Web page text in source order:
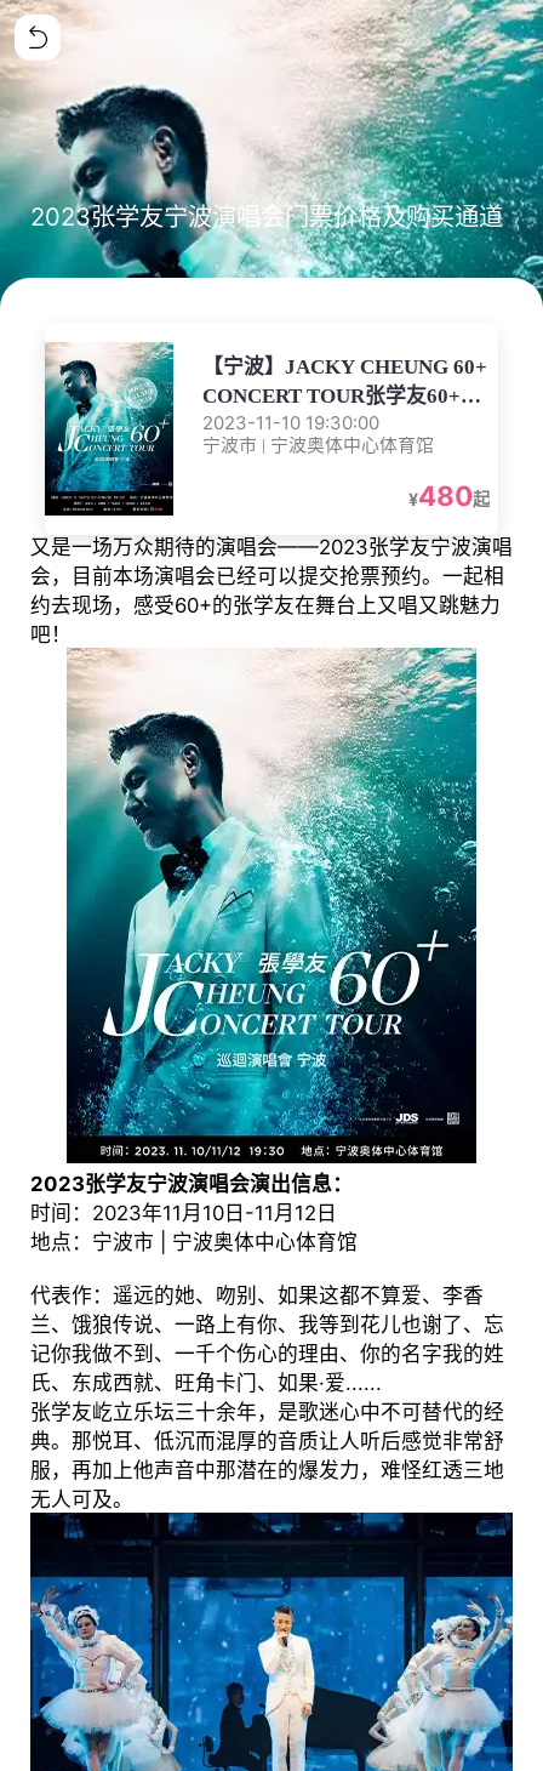
2023张学友宁波演唱会门票价格及购买通道
【宁波】JACKY CHEUNG 60+
CONCERT TOUR张学友60+巡
回演唱会宁波站
2023-11-10 19:30:00
宁波市 | 宁波奥体中心体育馆
¥480起
又是一场万众期待的演唱会——2023张学友宁波演唱
会，目前本场演唱会已经可以提交抢票预约。一起相
约去现场，感受60+的张学友在舞台上又唱又跳魅力
吧！
2023张学友宁波演唱会演出信息：
时间：2023年11月10日-11月12日
地点：宁波市 | 宁波奥体中心体育馆
代表作：遥远的她、吻别、如果这都不算爱、李香
兰、饿狼传说、一路上有你、我等到花儿也谢了、忘
记你我做不到、一千个伤心的理由、你的名字我的姓
氏、东成西就、旺角卡门、如果·爱......
张学友屹立乐坛三十余年，是歌迷心中不可替代的经
典。那悦耳、低沉而混厚的音质让人听后感觉非常舒
服，再加上他声音中那潜在的爆发力，难怪红透三地
无人可及。